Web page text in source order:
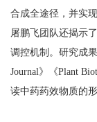
合成全途径，并实
屠鹏飞团队还揭示
调控机制。研究成
Journal》《Plant
读中药药效物质的